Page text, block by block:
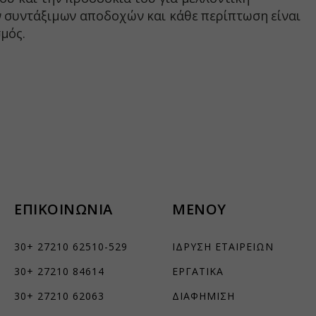
συντάξιμων αποδοχών και κάθε περίπτωση είναι
ΕΠΙΚΟΙΝΩΝΙΑ
30+ 27210 62510-529
30+ 27210 84614
30+ 27210 62063
ΜΕΝΟΥ
ΙΔΡΥΣΗ ΕΤΑΙΡΕΙΩΝ
ΕΡΓΑΤΙΚΑ
ΔΙΑΦΗΜΙΣΗ